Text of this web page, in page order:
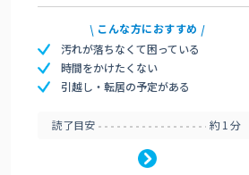
こんな方におすすめ
汚れが落ちなくて困っている
時間をかけたくない
引越し・転居の予定がある
読了目安 約1分